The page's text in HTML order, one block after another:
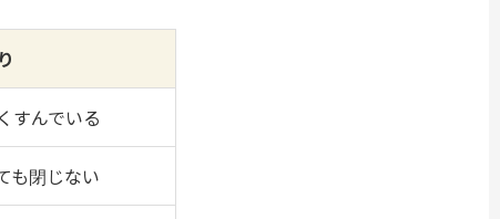
すんでいる
も閉じない